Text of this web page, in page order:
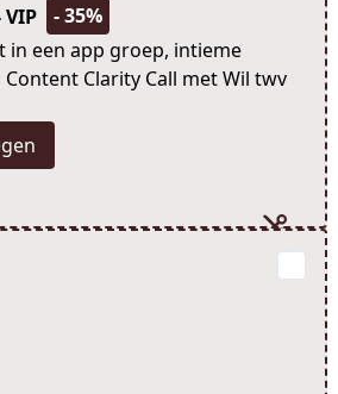
- 35%
in een app groep, intieme
Clarity Call met Wil twv